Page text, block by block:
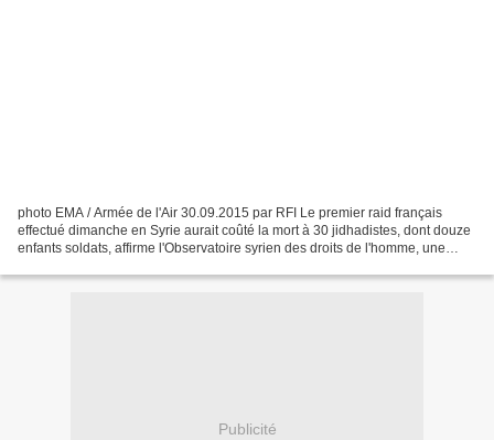
photo EMA / Armée de l'Air 30.09.2015 par RFI Le premier raid français
effectué dimanche en Syrie aurait coûté la mort à 30 jidhadistes, dont douze
enfants soldats, affirme l'Observatoire syrien des droits de l'homme, une
Publicité